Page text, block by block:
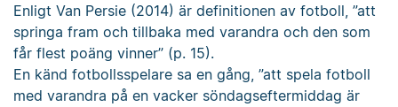
Enligt Van Persie (2014) är definitionen av fotboll, ”att
springa fram och tillbaka med varandra och den som
får flest poäng vinner” (p. 15).
En känd fotbollsspelare sa en gång, ”att spela fotboll
med varandra på en vacker söndagseftermiddag är